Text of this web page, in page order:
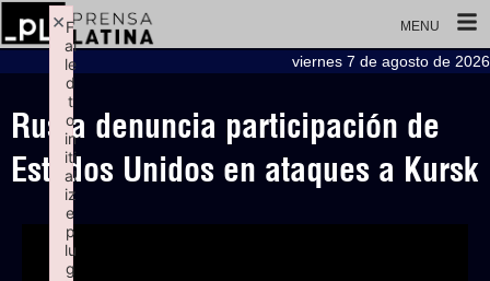
MENU
viernes 7 de agosto de 2026
Rusia denuncia participación de
Estados Unidos en ataques a Kursk
F
ai
le
d
t
o
in
iti
al
iz
e
p
lu
g
×